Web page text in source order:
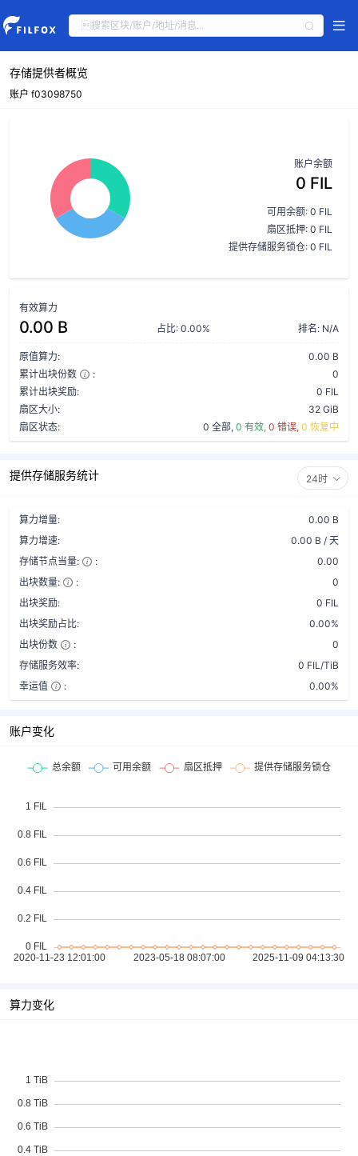
存储提供者概览
账户 f03098750
账户余额
0 FIL
可用余额: 0 FIL
扇区抵押: 0 FIL
提供存储服务锁仓: 0 FIL
有效算力
0.00 B 占比: 0.00% 排名: N/A
原值算力:
0.00 B
累计出块份数
:
0
累计出块奖励:
0 FIL
扇区大小:
32 GiB
扇区状态:
0 全部, 0 有效, 0 错误, 0 恢复中
提供存储服务统计 24时
算力增量:
0.00 B
算力增速:
0.00 B / 天
存储节点当量:
:
0.00
出块数量:
:
0
出块奖励:
0 FIL
出块奖励占比:
0.00%
出块份数
:
0
存储服务效率:
0 FIL/TiB
幸运值
: 0.00%
账户变化
算力变化